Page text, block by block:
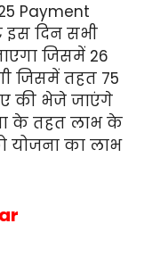
Payment
इस दिन सभी
जिसमें 26
जिसमें तहत 75
की भेजे जाएंगे
के तहत लाभ के
योजना का लाभ